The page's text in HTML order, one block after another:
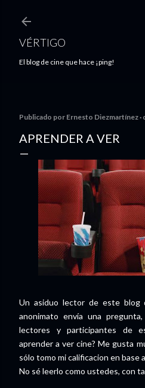
VÉRTIGO
El blog de cine que hace ¡ping!
Publicado por Ernesto Diezmartínez
APRENDER A VER
Un asiduo lector de este blog
anonimato envía una
lectores y participantes de
aprender a ver cine? Me gusta
sólo tomo mi calificacion en base
No sé leerlo como ustedes, con